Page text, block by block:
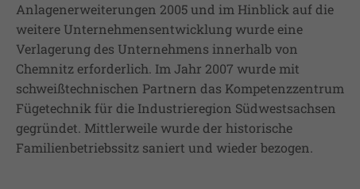
Anlagenerweiterungen 2005 und im Hinblick auf die
weitere Unternehmensentwicklung wurde eine
Verlagerung des Unternehmens innerhalb von
Chemnitz erforderlich. Im Jahr 2007 wurde mit
schweißtechnischen Partnern das Kompetenzzentrum
Fügetechnik für die Industrieregion Südwestsachsen
gegründet. Mittlerweile wurde der historische
Familienbetriebssitz saniert und wieder bezogen.